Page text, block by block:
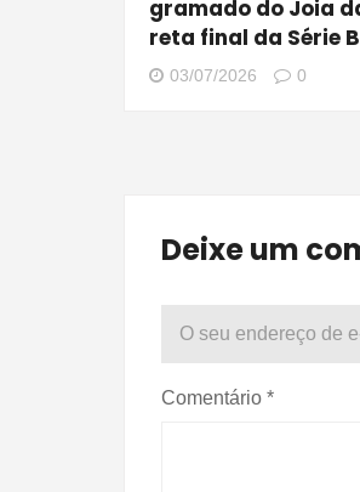
gramado do Joia
reta final da Série B
03/07/2026 0
Deixe um
O seu endereço de
Comentário *